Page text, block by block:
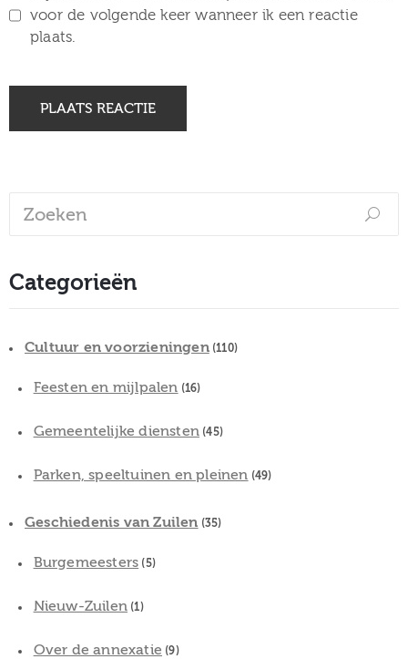
voor de volgende keer wanneer ik een reactie
plaats.
Categorieën
Cultuur en voorzieningen(110)
Feesten en mijlpalen (16)
Gemeentelijke diensten (45)
Parken, speeltuinen en pleinen (49)
Geschiedenis van Zuilen (35)
Burgemeesters (5)
Nieuw-Zuilen (1)
Over de annexatie (9)